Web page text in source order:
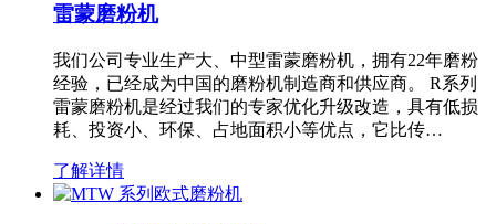
雷蒙磨粉机
我们公司专业生产大、中型雷蒙磨粉机，拥有22年磨粉
经验，已经成为中国的磨粉机制造商和供应商。 R系列
雷蒙磨粉机是经过我们的专家优化升级改造，具有低损
耗、投资小、环保、占地面积小等优点，它比传…
了解详情